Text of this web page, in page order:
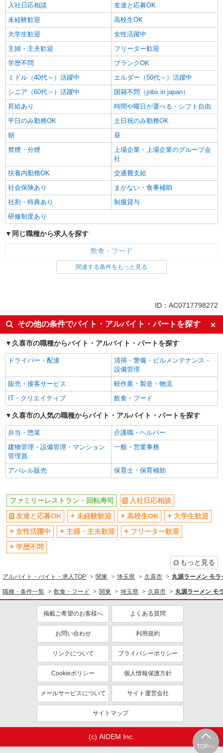
入社日応相談
友達と応募OK
未経験歓迎
高校生OK
大学生歓迎
女性活躍中
主婦・主夫歓迎
フリーター歓迎
学歴不問
ブランクOK
ミドル（40代～）活躍中
エルダー（50代～）活躍中
シニア（60代～）活躍中
国籍不問（jobs in japan）
昇給あり
時間や曜日が選べる・シフト自由
平日のみ勤務OK
土日祝のみ勤務OK
朝
昼
禁煙・分煙
上場企業・上場企業のグループ会
社
扶養内勤務OK
交通費支給
社会保険あり
まかない・食事補助
社割・特典あり
制服貸与
研修制度あり
同じ職種から求人を探す
飲食・フード
同じ特徴から求人を探す
上場企業・上場企業のグループ会
社
扶養内勤務OK
交通費支給
まかない・食事補助
関連する条件をもっと見る
ID：AC0717798272
その他の条件でバイト・アルバイト・パートを探す
久喜市の職種からバイト・アルバイト・パートを探す
ドライバー・配達
清掃・警備・ビルメンテナンス・
設備管理
販売・接客サービス
軽作業・製造・物流
IT・クリエイティブ
飲食・フード
久喜市の人気の職種からバイト・アルバイト・パートを探す
弁当・惣菜
介護職・ヘルパー
建物管理・設備管理・マンション
管理員
一般・営業事務
アパレル販売 保育士・保育補助
TOPへ
ファミリーレストラン・回転寿司
入社日応相談
友達と応募OK
未経験歓迎 高校生OK
大学生歓迎
女性活躍中
主婦・主夫歓迎
フリーター歓迎
学歴不問
もっと見る
アルバイト・バイト・求人TOP 関東 埼玉県 久喜市 丸源ラーメン モ
職種・条件一覧 飲食・フード 関東 埼玉県 久喜市 丸源ラーメン モ
掲載ご希望のお客様へ よくある質問
お問い合わせ 利用規約
リンクについて プライバシーポリシー
Cookieポリシー 個人情報保護方針
メールサービスについて サイト運営会社
サイトマップ
(c) AIDEM Inc.